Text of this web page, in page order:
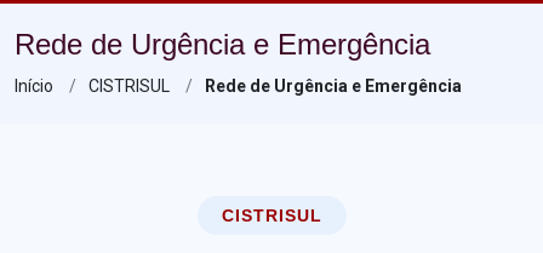
Rede de Urgência e Emergência
Início CISTRISUL Rede de Urgência e Emergência
CISTRISUL